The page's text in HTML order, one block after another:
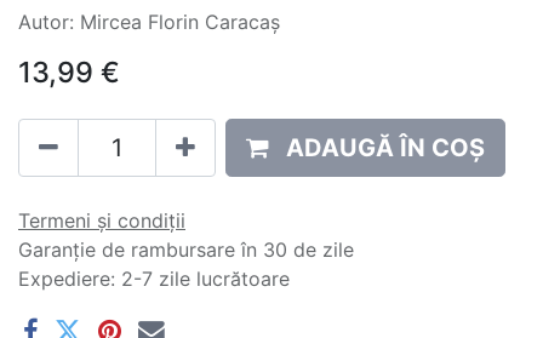
Autor: Mircea Florin Caracaș
13,99 €
ADAUGĂ ÎN COȘ
Termeni și condiții
Garanție de rambursare în 30 de zile
Expediere: 2-7 zile lucrătoare